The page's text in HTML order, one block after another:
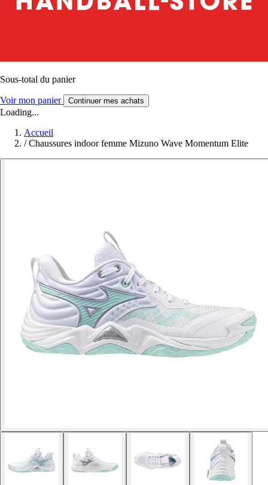
Sous-total du panier
Voir mon panier Continuer mes achats
Loading...
Accueil
/ Chaussures indoor femme Mizuno Wave Momentum Elite